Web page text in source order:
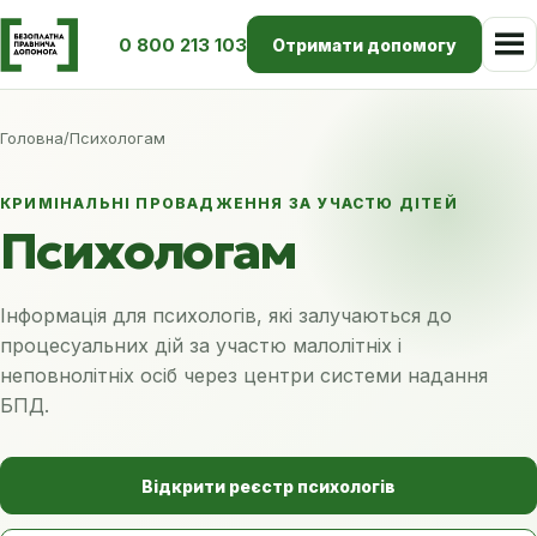
0 800 213 103 Отримати допомогу
Головна/Психологам
КРИМІНАЛЬНІ ПРОВАДЖЕННЯ ЗА УЧАСТЮ ДІТЕЙ
Психологам
Інформація для психологів, які залучаються до
процесуальних дій за участю малолітніх і
неповнолітніх осіб через центри системи надання
БПД.
Відкрити реєстр психологів